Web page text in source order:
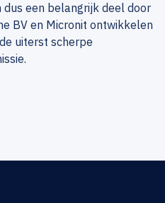
een belangrijk deel door
BV en Micronit ontwikkelen
uiterst scherpe